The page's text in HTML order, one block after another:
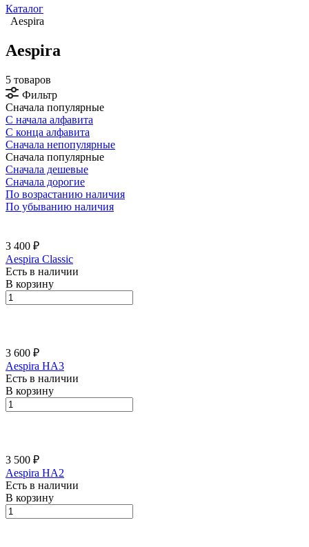
Каталог
Aespira
Aespira
5 товаров
Фильтр
Сначала популярные
С начала алфавита
С конца алфавита
Сначала непопулярные
Сначала популярные
Сначала дешевые
Сначала дорогие
По возрастанию наличия
По убыванию наличия
3 400 ₽
Aespira Classic
Есть в наличии
В корзину
3 600 ₽
Aespira HA3
Есть в наличии
В корзину
3 500 ₽
Aespira HA2
Есть в наличии
В корзину